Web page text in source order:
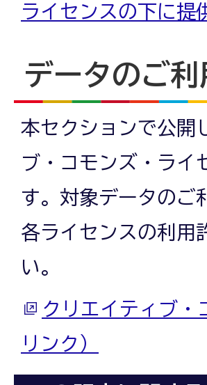
ライセンスの下に提
データのご
本セクションで公開
ブ・コモンズ・ライ
す。対象データのご
各ライセンスの利用
い。
クリエイティブ・
リンク）